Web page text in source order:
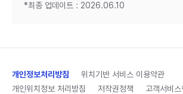
*최종 업데이트 : 2026.06.10
개인정보처리방침
위치기반 서비스 이용약관
개인위치정보 처리방침
저작권정책 고객서비